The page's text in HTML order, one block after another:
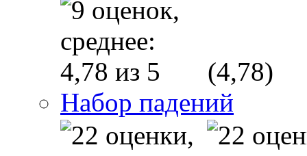
(4,78)
Набор падений